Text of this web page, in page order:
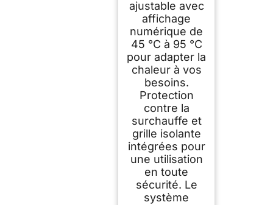
ajustable avec
affichage
numérique de
45 °C à 95 °C
pour adapter la
chaleur à vos
besoins.
Protection
contre la
surchauffe et
grille isolante
intégrées pour
une utilisation
en toute
sécurité. Le
système